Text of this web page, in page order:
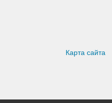
Карта сайта